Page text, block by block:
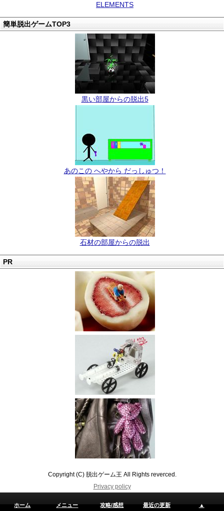
ELEMENTS
簡単脱出ゲームTOP3
黒い部屋からの脱出5
あのこの へやから だっしゅつ！
石材の部屋からの脱出
PR
Copyright (C) 脱出ゲーム王 All Rights reverced.
Privacy policy
ホーム メニュー 攻略/感想 最近の更新 ▲